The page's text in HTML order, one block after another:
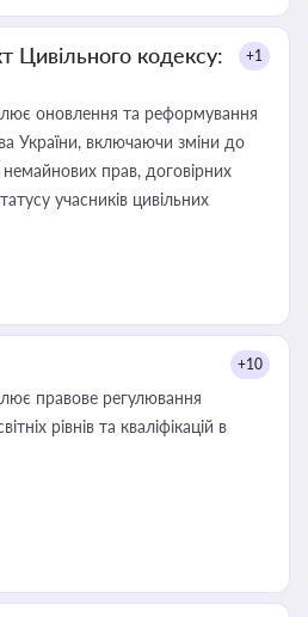
Цивільного кодексу:
+1
оновлення та реформування
України, включаючи зміни до
прав, договірних
учасників цивільних
+10
правове регулювання
рівнів та кваліфікацій в